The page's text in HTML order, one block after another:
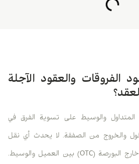
الفروقات والعقود الآجلة
المتداول والوسيط على تسوية الفرق في
والخروج من الصفقة. لا يحدث أي نقل
للملكية ويتم إبرام العقد خارج البورصة (OTC) بين العميل والوسيط.